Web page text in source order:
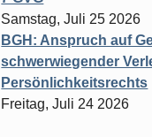
Samstag, Juli 25 2026
BGH: Anspruch auf
schwerwiegender
Persönlichkeitsrechts
Freitag, Juli 24 2026